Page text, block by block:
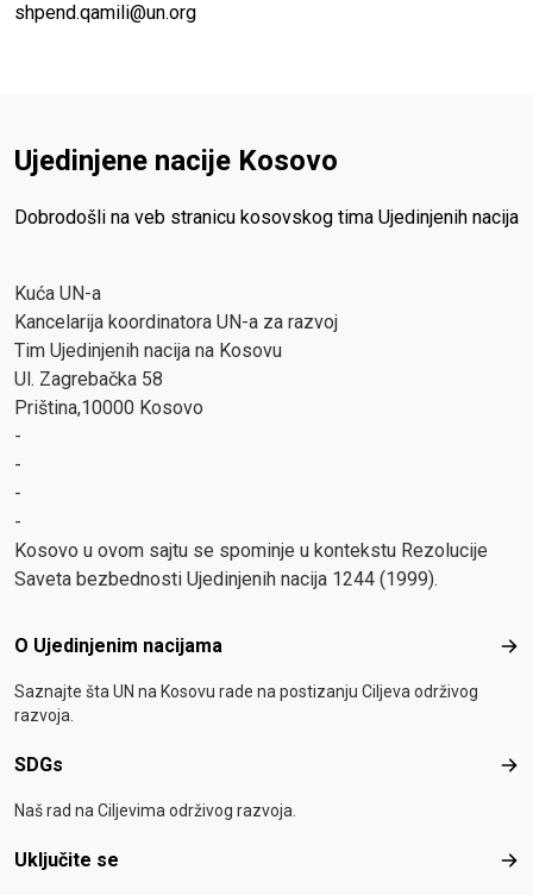
shpend.qamili@un.org
Ujedinjene nacije Kosovo
Dobrodošli na veb stranicu kosovskog tima Ujedinjenih nacija
Kuća UN-a
Kancelarija koordinatora UN-a za razvoj
Tim Ujedinjenih nacija na Kosovu
Ul. Zagrebačka 58
Priština,10000 Kosovo
-
-
-
-
Kosovo u ovom sajtu se spominje u kontekstu Rezolucije
Saveta bezbednosti Ujedinjenih nacija 1244 (1999).
Footer menu
O Ujedinjenim nacijama O
Saznajte šta UN na Kosovu rade na postizanju Ciljeva održivog
razvoja.
SDGs
Naš rad na Ciljevima održivog razvoja.
Uključite se